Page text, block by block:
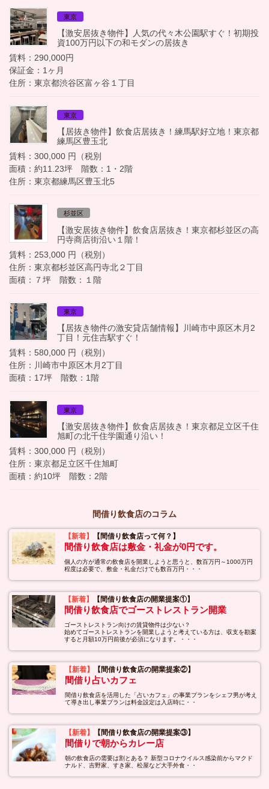
東京
【激安居抜き物件】人気の代々木公園駅すぐ！初期投
資100万円以下の和モダンの居抜き
賃料：290,000円
保証金：1ヶ月
住所：東京都渋谷区富ヶ谷１丁目
東京
【居抜き物件】飲食店居抜き！練馬駅好立地！東京都
練馬区豊玉北
賃料：300,000 円（税別
面積：約11.23坪 階数：1・2階
住所：東京都練馬区豊玉北5
杉並区
【激安居抜き物件】飲食店居抜き！東京都杉並区の高
円寺商店街沿い１階！
賃料：253,000 円（税別）
住所：東京都杉並区高円寺北２丁目
面積：７坪 階数：１階
東京
【居抜き物件の激安貸店舗情報】川崎市中原区木月2
丁目！元住吉駅すぐ！
賃料：580,000 円（税別）
住所：川崎市中原区木月2丁目
面積：17坪 階数：1階
東京
【激安居抜き物件】飲食店居抜き！東京都足立区千住
旭町の北千住学園通り沿い！
賃料：300,000 円（税別）
住所：東京都足立区千住旭町
面積：約10坪 階数：2階
間借り飲食店のコラム
【新着】 【間借り飲食店って何？】
間借り飲食店は敷金・礼金が0円です。
個人の方が通常の飲食店を開業しようと思うと、数百万円～1000万円
程度は必要で、敷金・礼金だけでも数百万円・・・
【新着】 【間借り飲食店の開業提案①】
間借り飲食店でゴーストレストラン開業
ゴーストレストラン向けの賃貸物件は少ない？
始めてゴーストレストランを開業しようと考えている方は、収支を勘案
すると月額10万円前後が必須になります。・・・
【新着】 【間借り飲食店の開業提案②】
間借り占いカフェ
間借り飲食店を活用した「占いカフェ」の事業プランをシェフ男が考え
て導き出し事業プランは料金設定は入店時に・・
【新着】 【間借り飲食店の開業提案③】
間借りで朝からカレー店
朝の飲食店の需要は割とある？ 新型コロナウイルス感染前からマクド
ナルド、吉野家、すき家、松屋など大手外食・・